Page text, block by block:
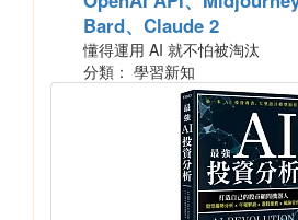
Bard、Claude 2
懂得運用 AI 就不怕被淘汰
分類： 學習新知